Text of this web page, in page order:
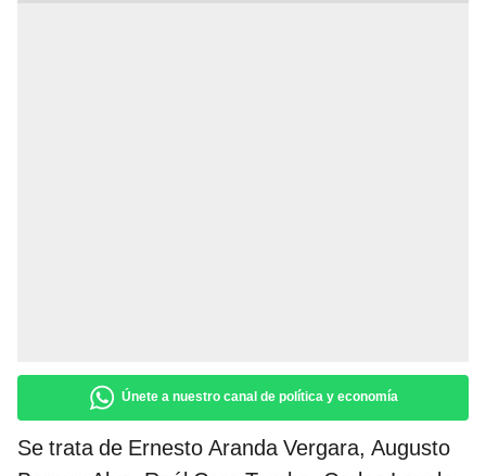
Únete a nuestro canal de política y economía
Se trata de Ernesto Aranda Vergara, Augusto